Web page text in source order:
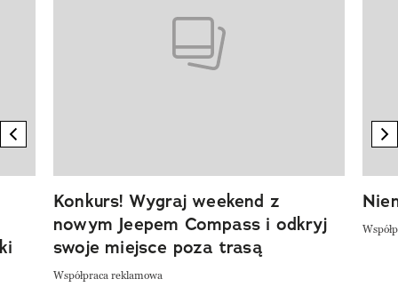
previous element
Konkurs! Wygraj weekend z
nowym Jeepem Compass i odkryj
swoje miejsce poza trasą
Współpraca reklamowa